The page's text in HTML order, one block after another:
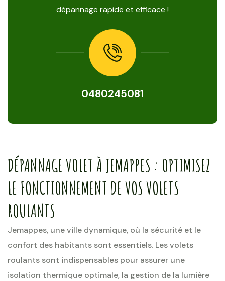
dépannage rapide et efficace !
0480245081
DÉPANNAGE VOLET À JEMAPPES : OPTIMISEZ
LE FONCTIONNEMENT DE VOS VOLETS
ROULANTS
Jemappes, une ville dynamique, où la sécurité et le
confort des habitants sont essentiels. Les volets
roulants sont indispensables pour assurer une
isolation thermique optimale, la gestion de la lumière